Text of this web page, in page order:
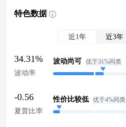
特色数据
近1年 近3年
34.31%
波动率
波动尚可 优于31%同类
-0.56
夏普比率
性价比较低 优于4%同类